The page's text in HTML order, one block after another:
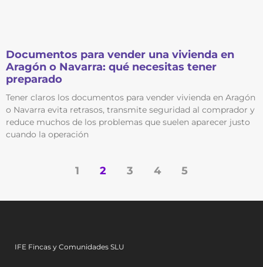
Documentos para vender una vivienda en
Aragón o Navarra: qué necesitas tener
preparado
Tener claros los documentos para vender vivienda en Aragón
o Navarra evita retrasos, transmite seguridad al comprador y
reduce muchos de los problemas que suelen aparecer justo
cuando la operación
1 2 3 4 5
IFE Fincas y Comunidades SLU